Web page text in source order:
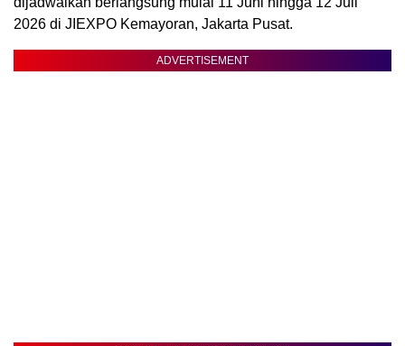
2026 di JIEXPO Kemayoran, Jakarta Pusat.
ADVERTISEMENT